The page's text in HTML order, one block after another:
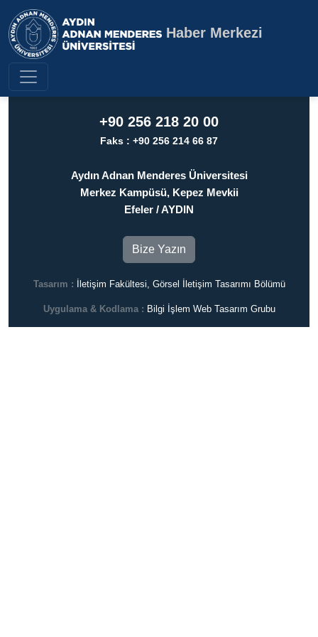
Aydın Adnan Menderes
Haber Merkezi
+90 256 218 20 00
Faks : +90 256 214 66 87
Aydın Adnan Menderes Üniversitesi
Merkez Kampüsü, Kepez Mevkii
Efeler / AYDIN
Bize Yazın
Tasarım : İletişim Fakültesi, Görsel İletişim Tasarımı Bölümü
Uygulama & Kodlama : Bilgi İşlem Web Tasarım Grubu